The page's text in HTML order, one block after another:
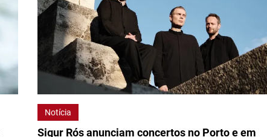
Notícia
Sigur Rós anunciam concertos no Porto e em